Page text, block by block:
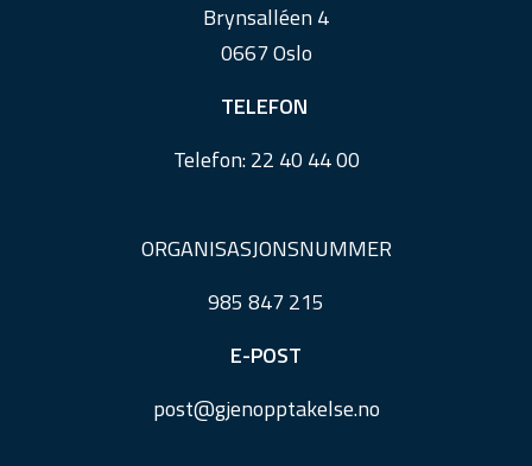
Brynsalléen 4
0667 Oslo
TELEFON
Telefon:22 40 44 00
ORGANISASJONSNUMMER
985 847 215
E-POST
post@gjenopptakelse.no